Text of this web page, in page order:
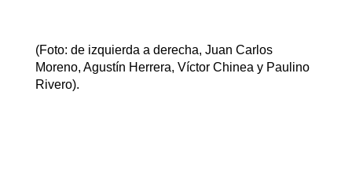
(Foto: de izquierda a derecha, Juan Carlos
Moreno, Agustín Herrera, Víctor Chinea y Paulino
Rivero).